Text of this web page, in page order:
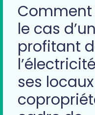
le cas
profitant
ses